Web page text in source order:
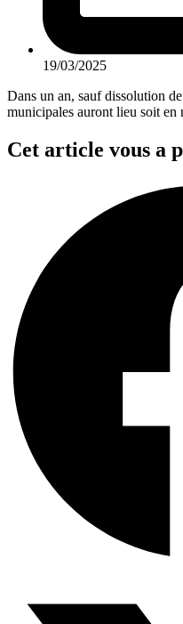
19/03/2025
Dans un an, sauf dissolution
municipales auront lieu soit en
Cet article vous a